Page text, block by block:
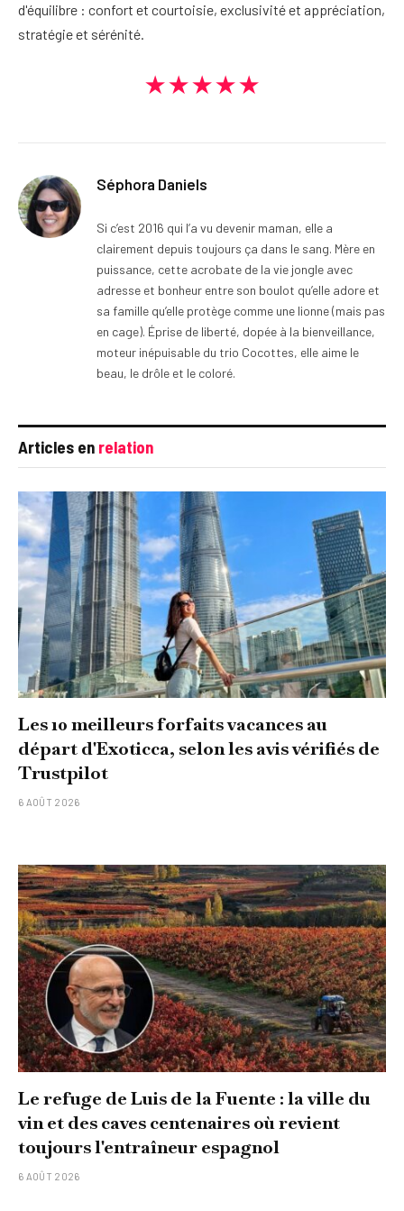
d'équilibre : confort et courtoisie, exclusivité et appréciation,
stratégie et sérénité.
★★★★★
Séphora Daniels
Si c’est 2016 qui l’a vu devenir maman, elle a
clairement depuis toujours ça dans le sang. Mère en
puissance, cette acrobate de la vie jongle avec
adresse et bonheur entre son boulot qu’elle adore et
sa famille qu’elle protège comme une lionne (mais pas
en cage). Éprise de liberté, dopée à la bienveillance,
moteur inépuisable du trio Cocottes, elle aime le
beau, le drôle et le coloré.
Articles en relation
Les 10 meilleurs forfaits vacances au
départ d'Exoticca, selon les avis vérifiés de
Trustpilot
6 AOÛT 2026
Le refuge de Luis de la Fuente : la ville du
vin et des caves centenaires où revient
toujours l'entraîneur espagnol
6 AOÛT 2026